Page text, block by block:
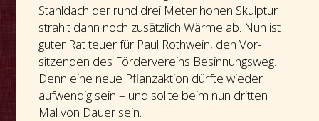
Stahldach der rund drei Meter hohen Skulptur
strahlt dann noch zusätzlich Wärme ab. Nun ist
guter Rat teuer für Paul Rothwein, den Vor-
sitzenden des Fördervereins Besinnungsweg.
Denn eine neue Pflanzaktion dürfte wieder
aufwendig sein – und sollte beim nun dritten
Mal von Dauer sein.